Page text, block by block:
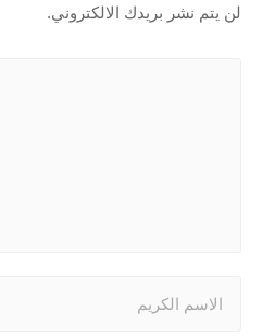
لن يتم نشر بريدك الالكتروني.